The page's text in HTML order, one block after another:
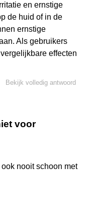
en ernstige
de huid of in de
ernstige
Als gebruikers
effecten
Bekijk volledig antwoord
voor
nooit schoon met